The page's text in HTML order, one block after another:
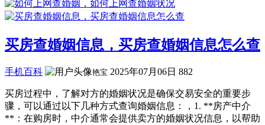
买房查婚姻信息，买房查婚姻信息怎么查
手机百科 艳宝 2025年07月06日 882
买房过程中，了解对方的婚姻状况是确保交易安全的重要步
骤，可以通过以下几种方式查询婚姻信息：，1. **房产中介
**：在购房时，中介通常会提供卖方的婚姻状况信息，以帮助